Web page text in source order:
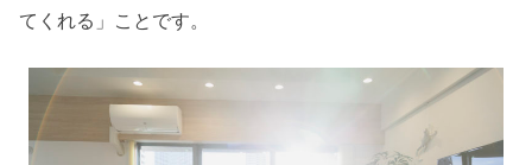
てくれる」ことです。